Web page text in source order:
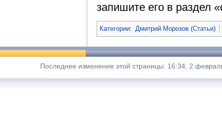
запишите его в раздел
Категории: Дмитрий Морозов (Статьи)
Последнее изменение этой страницы: 16:34, 2